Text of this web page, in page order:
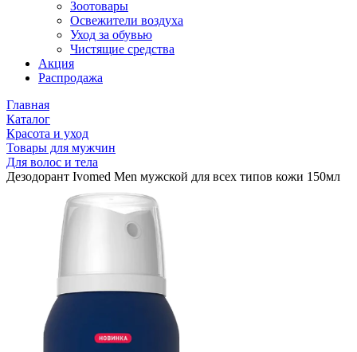
Зоотовары
Освежители воздуха
Уход за обувью
Чистящие средства
Акция
Распродажа
Главная
Каталог
Красота и уход
Товары для мужчин
Для волос и тела
Дезодорант Ivomed Men мужской для всех типов кожи 150мл